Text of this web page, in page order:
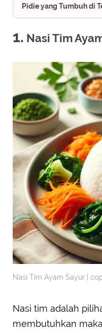
Pidie yang Tumbuh di
1. Nasi Tim
Nasi Tim Ayam Sayur |
Nasi tim adalah
membutuhkan